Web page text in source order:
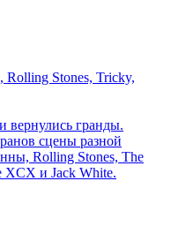
Stones, Tricky,
гранды.
сцены разной
Rolling Stones, The
XCX и Jack White.